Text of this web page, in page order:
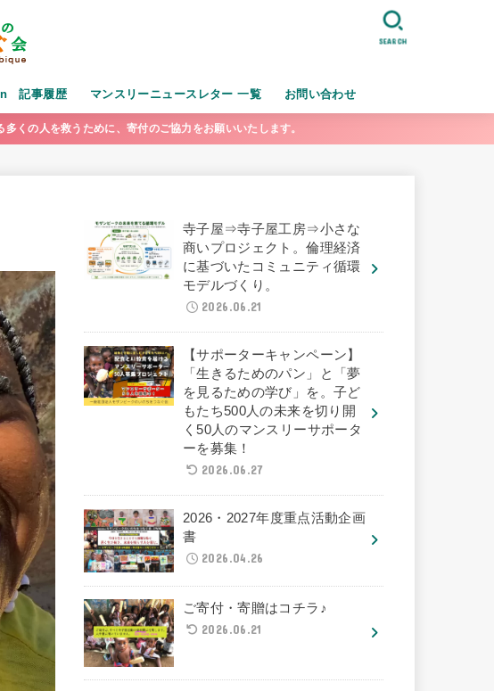
記事履歴 マンスリーニュースレター 一覧 お問い合わせ
SEARCH
くの人を救うために、寄付のご協力をお願いいたします。
寺子屋⇒寺子屋工房⇒小さな
商いプロジェクト。倫理経済
に基づいたコミュニティ循環
モデルづくり。
2026.06.21
【サポーターキャンペーン】
「生きるためのパン」と「夢
を見るための学び」を。子ど
もたち500人の未来を切り開
く50人のマンスリーサポータ
ーを募集！
2026.06.27
2026・2027年度重点活動企画
書
2026.04.26
ご寄付・寄贈はコチラ♪
2026.06.21